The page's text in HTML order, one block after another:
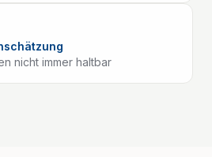
nicht immer haltbar